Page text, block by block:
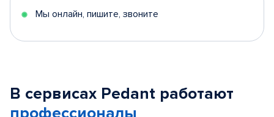
Мы онлайн, пишите, звоните
В сервисах Pedant работают